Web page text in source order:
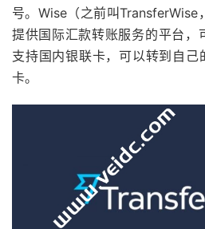
号。Wise（之前叫TransferWise
提供国际汇款转账服务的平台，
支持国内银联卡，可以转到自己
卡。